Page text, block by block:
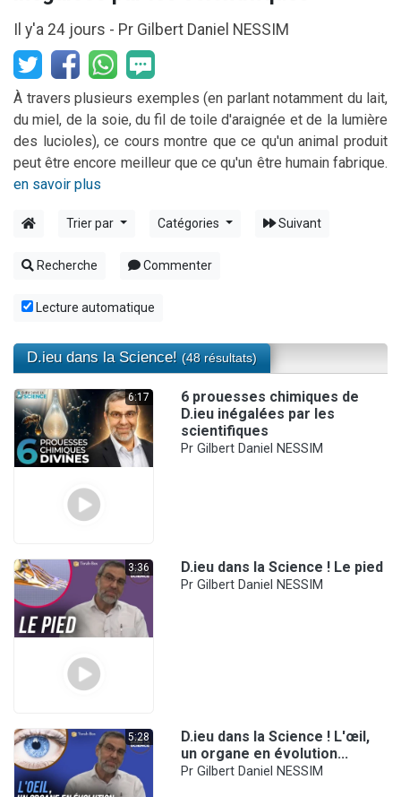
Il reste 49 places pour étudier en groupe sur Zoom
12 nouvelles musiques dans Torah-Box Music
30 personnes viennent de faire un don pour Sauvez la jambe de Yohan
Il y'a 24 jours - Pr Gilbert Daniel NESSIM
À travers plusieurs exemples (en parlant notamment du lait,
du miel, de la soie, du fil de toile d'araignée et de la lumière
des lucioles), ce cours montre que ce qu'un animal produit
peut être encore meilleur que ce qu'un être humain fabrique.
en savoir plus
Trier par Catégories Suivant
Recherche Commenter
Lecture automatique
D.ieu dans la Science! (48 résultats)
6:17
6 prouesses chimiques de
D.ieu inégalées par les
scientifiques
Pr Gilbert Daniel NESSIM
3:36 D.ieu dans la Science ! Le pied
Pr Gilbert Daniel NESSIM
5:28
D.ieu dans la Science ! L'œil,
un organe en évolution...
Pr Gilbert Daniel NESSIM